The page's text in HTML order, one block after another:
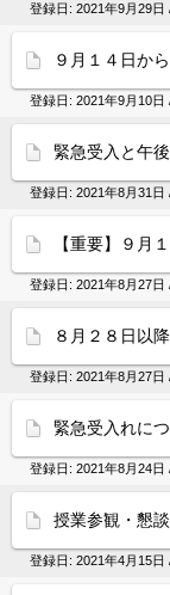
登録日: 2021年9月29日
９月１４日か
登録日: 2021年9月10日
緊急受入と午
登録日: 2021年8月31日
【重要】９月
登録日: 2021年8月27日
８月２８日以
登録日: 2021年8月27日
緊急受入れに
登録日: 2021年8月24日
授業参観・懇
登録日: 2021年4月15日